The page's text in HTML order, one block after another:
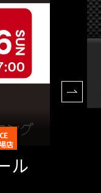
店
ル